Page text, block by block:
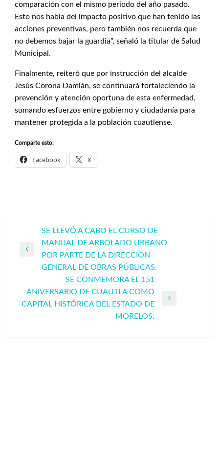
comparación con el mismo periodo del año pasado.
Esto nos habla del impacto positivo que han tenido las
acciones preventivas, pero también nos recuerda que
no debemos bajar la guardia”, señaló la titular de Salud
Municipal.
Finalmente, reiteró que por instrucción del alcalde
Jesús Corona Damián, se continuará fortaleciendo la
prevención y atención oportuna de esta enfermedad,
sumando esfuerzos entre gobierno y ciudadanía para
mantener protegida a la población cuautlense.
Comparte esto:
Facebook X
Navegación
de
entradas
Entrada
anterior
SE LLEVÓ A CABO EL CURSO DE
MANUAL DE ARBOLADO URBANO
POR PARTE DE LA DIRECCIÓN
GENERAL DE OBRAS PÚBLICAS.
Entrada
SE CONMEMORA EL 151
ANIVERSARIO DE CUAUTLA COMO
CAPITAL HISTÓRICA DEL ESTADO DE
MORELOS.